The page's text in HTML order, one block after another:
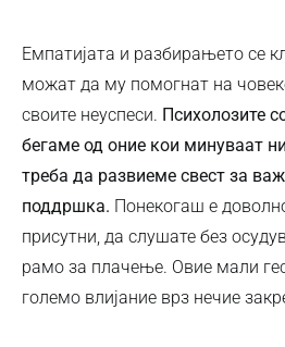
Емпатијата и разбирањето се
можат да му помогнат на
своите неуспеси. Психолозите
бегаме од оние кои минуваат
треба да развиеме свест за
поддршка. Понекогаш е
присутни, да слушате без
рамо за плачење. Овие мали
големо влијание врз нечие